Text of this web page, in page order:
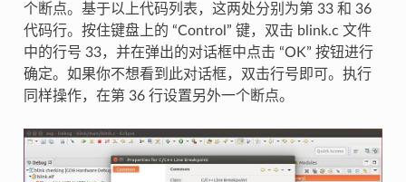
个断点。基于以上代码列表，这两处分别为第 33 和 36
代码行。按住键盘上的 “Control” 键，双击 blink.c 文件
中的行号 33，并在弹出的对话框中点击 “OK” 按钮进行
确定。如果你不想看到此对话框，双击行号即可。执行
同样操作，在第 36 行设置另外一个断点。